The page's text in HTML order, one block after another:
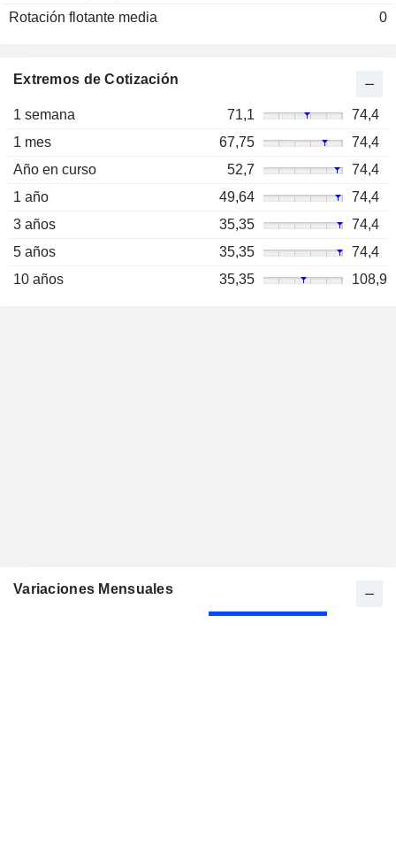
Rotación flotante media
0
Extremos de Cotización
1 semana 71,1
74,4
1 mes
67,75
74,4
Año en curso
52,7
74,4
1 año
49,64
74,4
3 años
35,35
74,4
5 años
35,35
74,4
10 años
35,35 108,9
Variaciones Mensuales